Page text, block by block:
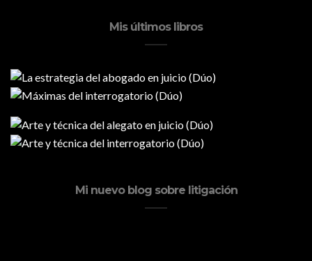
Mis últimos libros
Mi nuevo blog sobre litigación